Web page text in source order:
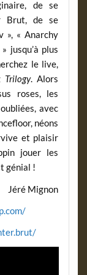
de se
Brut, de se
», « Anarchy
jusqu’à plus
le live,
Trilogy. Alors
roses, les
avec
néons
et plaisir
jouer les
génial !
Jéré Mignon